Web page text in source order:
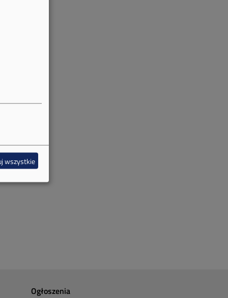
Ogłoszenia
wszystkie